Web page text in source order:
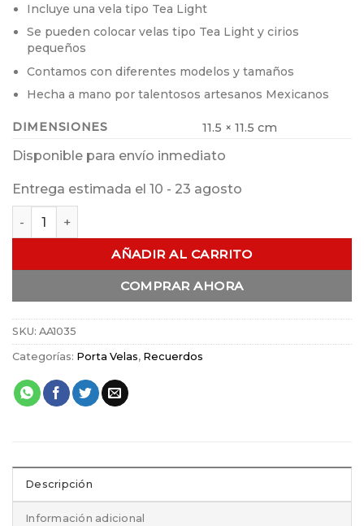
Incluye una vela tipo Tea Light
Se pueden colocar velas tipo Tea Light y cirios
pequeños
Contamos con diferentes modelos y tamaños
Hecha a mano por talentosos artesanos Mexicanos
DIMENSIONES 11.5 × 11.5 cm
Disponible para envío inmediato
Entrega estimada el 10 - 23 agosto
Porta Vela Cruz c /Vela Tea Light cantidad
AÑADIR AL CARRITO
COMPRAR AHORA
SKU: AA1035
Categorías: Porta Velas, Recuerdos
Descripción
Información adicional